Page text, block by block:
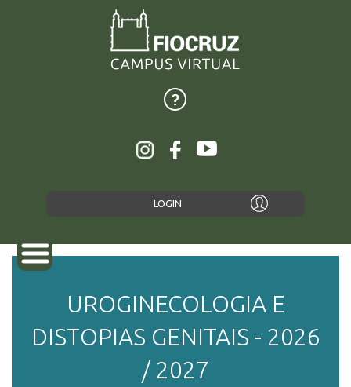
LOGIN
SOBRE
UROGINECOLOGIA E
DISTOPIAS GENITAIS - 2026
/ 2027